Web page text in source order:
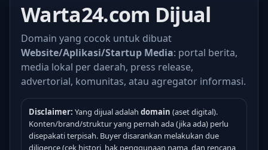
Warta24.com Dijual
Domain yang cocok untuk dibuat
Website/Aplikasi/Startup Media: portal berita,
media lokal per daerah, press release,
advertorial, komunitas, atau agregator informasi.
Disclaimer: Yang dijual adalah domain (aset digital).
Konten/brand/struktur yang pernah ada (jika ada) perlu
disepakati terpisah. Buyer disarankan melakukan due
diligence (cek histori, hak penggunaan nama, dan rencana